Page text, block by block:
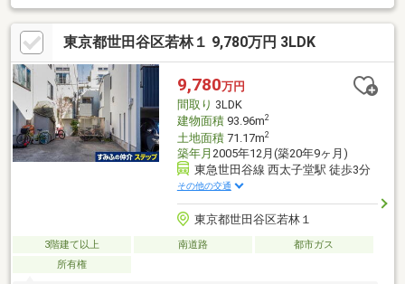
ます♪■内見予約■見学予約ボタンまたはフリーダイヤルまで
(^^)/ ■資料のご請求■【資料請求ボタン(無料）】フリーダイヤル
【0120-97-3903】ご質問・ご相談もお気軽にどうぞ☆■その他物
件も多数ご紹介中■リビングコンシェルのHPでCheck！
https://www.living-concier.co.jp/
東京都世田谷区若林１ 9,780万円 3LDK
9,780万円
間取り 3LDK
建物面積93.96m2
土地面積71.17m2
築年月 2005年12月(築20年9ヶ月)
東急世田谷線 西太子堂駅 徒歩3分
その他の交通
東京都世田谷区若林１
3階建て以上 南道路
都市ガス
所有権